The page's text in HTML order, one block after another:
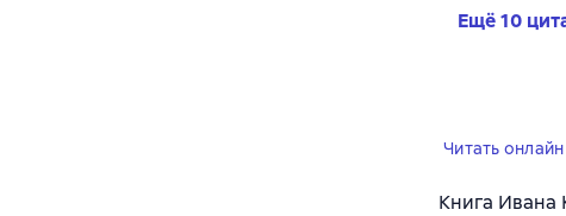
Ещё 10
Читать онлайн
Книга Ивана